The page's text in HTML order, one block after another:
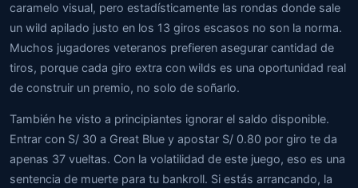
caramelo visual, pero estadísticamente las rondas donde sale
un wild apilado justo en los 13 giros escasos no son la norma.
Muchos jugadores veteranos prefieren asegurar cantidad de
tiros, porque cada giro extra con wilds es una oportunidad real
de construir un premio, no solo de soñarlo.
También he visto a principiantes ignorar el saldo disponible.
Entrar con S/ 30 a Great Blue y apostar S/ 0.80 por giro te da
apenas 37 vueltas. Con la volatilidad de este juego, eso es una
sentencia de muerte para tu bankroll. Si estás arrancando, la